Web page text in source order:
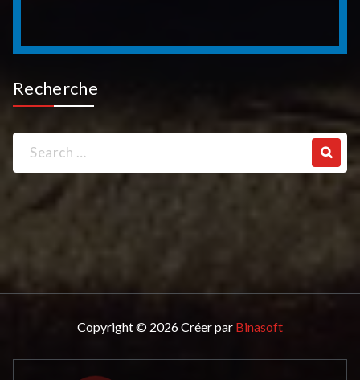
Recherche
Search
for:
Copyright © 2026 Créer par Binasoft